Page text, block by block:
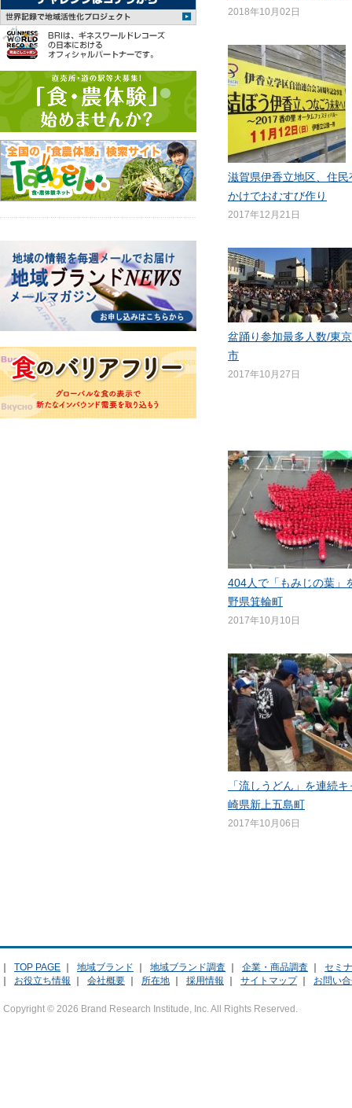
2018年10月02日
滋賀県伊香立地区、住民
かけでおむすび作り
2017年12月21日
盆踊り参加最多人数/東
市
2017年10月27日
404人で「もみじの葉
野県箕輪町
2017年10月10日
「流しうどん」を連続
崎県新上五島町
2017年10月06日
TOP PAGE 地域ブランド 地域ブランド調査 企業・商品調査
セミ
お役立ち情報 会社概要 所在地 採用情報 サイトマップ｜ お問い
Copyright © 2026 Brand Research Institude, Inc. All Rights Reserved.